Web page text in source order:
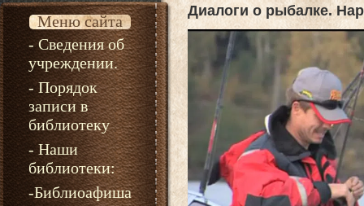
Меню сайта
- Сведения об
учреждении.
- Порядок
записи в
библиотеку
- Наши
библиотеки:
-Библиоафиша
Диалоги о рыбалке.